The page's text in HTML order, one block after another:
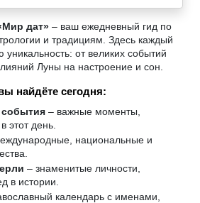
дат» – ваш ежедневный гид по
и традициям. Здесь каждый
уникальность: от великих событий
Луны на настроение и сон.
найдёте сегодня:
события – важные моменты,
этот день.
национальные и
– знаменитые личности,
в истории.
календарь с именами,